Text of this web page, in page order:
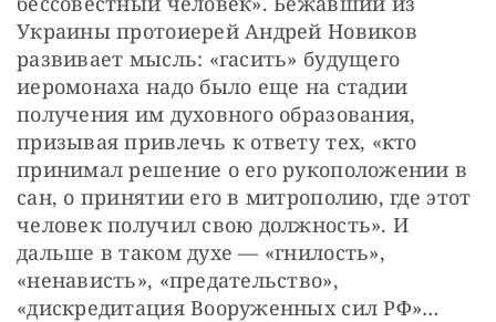
Украины протоиерей Андрей Новиков
развивает мысль: «гасить» будущего
иеромонаха надо было еще на стадии
получения им духовного образования,
призывая привлечь к ответу тех, «кто
принимал решение о его рукоположении в
сан, о принятии его в митрополию, где этот
человек получил свою должность». И
дальше в таком духе — «гнилость»,
«ненависть», «предательство»,
«дискредитация Вооруженных сил РФ»…